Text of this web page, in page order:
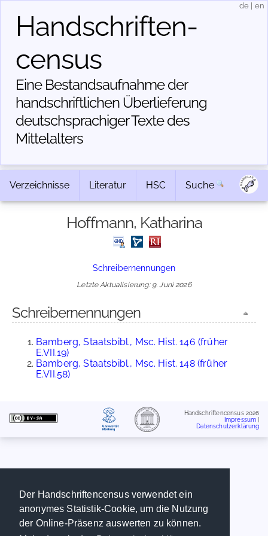
Der Handschriftencensus verwendet ein
anonymes Statistik-Cookie, um die Nutzung
der Online-Präsenz auswerten zu können.
Handschriften­
census
Eine Bestandsaufnahme der
handschriftlichen Über­lieferung
deutschsprachiger Texte des
Mittelalters
de en
Verzeichnisse Literatur HSC Suche
Hoffmann, Katharina
Schreibernennungen
Letzte Aktualisierung: 9. Juni 2026
Schreibernennungen
Bamberg, Staatsbibl., Msc. Hist. 146 (früher
E.VII.19)
Bamberg, Staatsbibl., Msc. Hist. 148 (früher
E.VII.58)
Handschriftencensus 2026
Impressum
Datenschutzerklärung